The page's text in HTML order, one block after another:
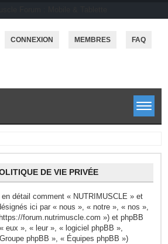
CONNEXION MEMBRES FAQ
DE VIE PRIVÉE
détail comment « NUTRIMUSCLE » et
ici par « nous », « notre », « nos »,
forum.nutrimuscle.com ») et phpBB
eux », « leur », « logiciel phpBB »,
phpBB », « Équipes phpBB »)